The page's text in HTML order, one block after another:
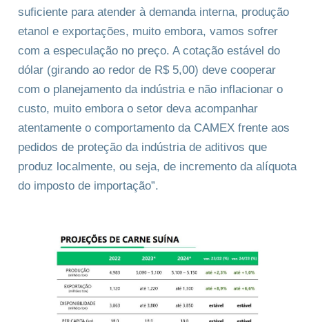
suficiente para atender à demanda interna, produção
etanol e exportações, muito embora, vamos sofrer
com a especulação no preço. A cotação estável do
dólar (girando ao redor de R$ 5,00) deve cooperar
com o planejamento da indústria e não inflacionar o
custo, muito embora o setor deva acompanhar
atentamente o comportamento da CAMEX frente aos
pedidos de proteção da indústria de aditivos que
produz localmente, ou seja, de incremento da alíquota
do imposto de importação”.